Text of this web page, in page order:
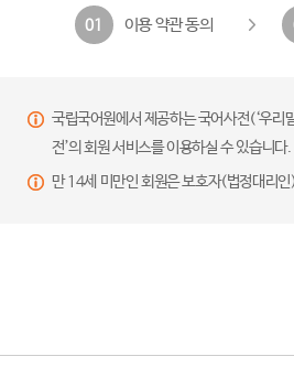
01 이용 약관 동의
국립국어원에서 제공하는 국어사전(‘우리
전’의 회원 서비스를 이용하실 수 있습니다.
만 14세 미만인 회원은 보호자(법정대리